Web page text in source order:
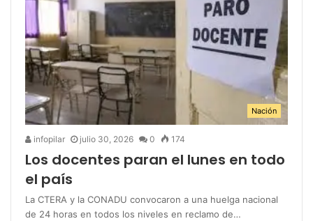
Nación
infopilar julio 30, 2026 0 174
Los docentes paran el lunes en todo
el país
La CTERA y la CONADU convocaron a una huelga nacional
de 24 horas en todos los niveles en reclamo de…